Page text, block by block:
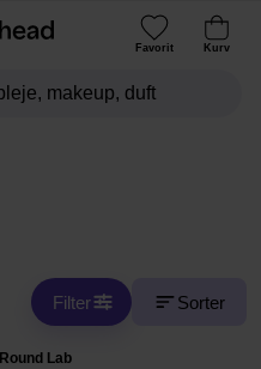
Favorit Kurv
Filter Sorter
Round Lab